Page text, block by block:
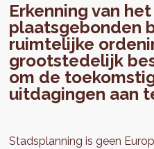
Erkenning van
plaatsgebonden
ruimtelijke
grootstedelijk
om de
uitdagingen aan
Stadsplanning is geen